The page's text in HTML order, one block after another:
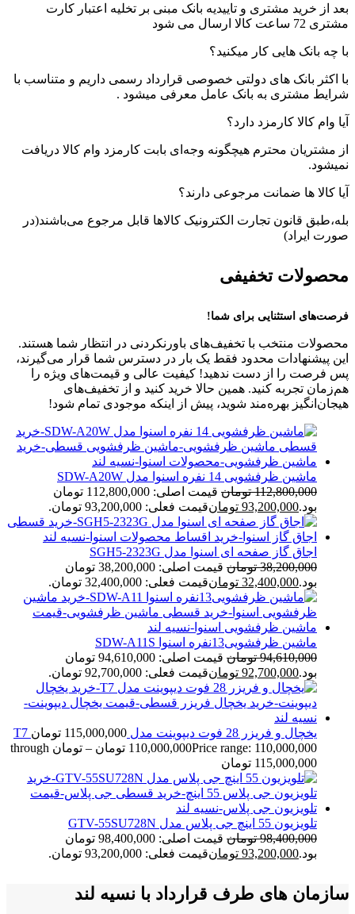
بعد از خرید مشتری و تاییدیه بانک مبنی بر تخلیه اعتبار کارت
مشتری 72 ساعت کالا ارسال می شود
با چه بانک هایی کار میکنید؟
با اکثر بانک های دولتی خصوصی قرارداد رسمی داریم و متناسب با
شرایط مشتری به بانک عامل معرفی میشود .
آیا وام کالا کارمزد دارد؟
از مشتریان محترم هیچگونه وجه‌ای بابت کارمزد وام کالا دریافت
نمیشود.
آیا کالا ها ضمانت مرجوعی دارند؟
بله،طبق قانون تجارت الکترونیک کالاها قابل مرجوع می‌باشند(در
صورت ایراد)
محصولات تخفیفی
فرصت‌های استثنایی برای شما!
محصولات منتخب با تخفیف‌های باورنکردنی در انتظار شما هستند.
این پیشنهادات محدود فقط یک بار در دسترس شما قرار می‌گیرند،
پس فرصت را از دست ندهید! کیفیت عالی و قیمت‌های ویژه را
هم‌زمان تجربه کنید. همین حالا خرید کنید و از تخفیف‌های
هیجان‌انگیز بهره‌مند شوید، پیش از اینکه موجودی تمام شود!
ماشین ظرفشویی 14 نفره اسنوا مدل SDW-A20W
112,800,000 تومان
قیمت اصلی: 112,800,000 تومان
بود.93,200,000 تومانقیمت فعلی: 93,200,000 تومان.
اجاق گاز صفحه ای اسنوا مدل SGH5-2323G
38,200,000 تومان
قیمت اصلی: 38,200,000 تومان
بود.32,400,000 تومانقیمت فعلی: 32,400,000 تومان.
ماشین ظرفشویی13نفره اسنوا SDW-A11S
94,610,000 تومان
قیمت اصلی: 94,610,000 تومان
بود.92,700,000 تومانقیمت فعلی: 92,700,000 تومان.
یخچال و فریزر 28 فوت دیپوینت مدل T7 115,000,000 تومان
–
110,000,000 تومان
Price range: 110,000,000 تومان through
115,000,000 تومان
تلویزیون 55 اینچ جی پلاس مدل GTV-55SU728N
98,400,000 تومان
قیمت اصلی: 98,400,000 تومان
بود.93,200,000 تومانقیمت فعلی: 93,200,000 تومان.
سازمان های طرف قرارداد با نسیه لند